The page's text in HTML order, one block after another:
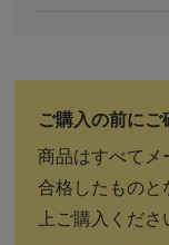
商品はすべて
合格したもの
上ご購入くださ